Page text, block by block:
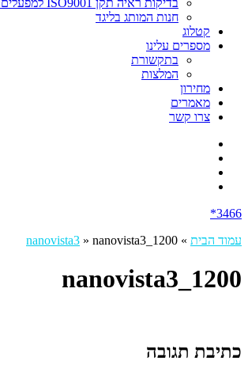
בדיקות ראיה תקן ISO9001 למפעלים וחברות
חנות המותג בליגד
קטלוג
מספרים עלינו
בתקשורת
המלצות
מחירון
מאמרים
צרו קשר
3466*
עמוד הבית »
nanovista3 » nanovista3_1200
nanovista3_1200
כתיבת תגובה